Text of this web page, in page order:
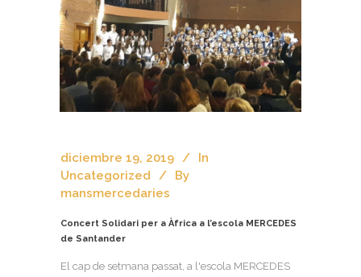
diciembre 19, 2019
In
Uncategorized
By
mansmercedaries
Concert Solidari per a Àfrica a l’escola MERCEDES
de Santander
El cap de setmana passat, a l'escola MERCEDES